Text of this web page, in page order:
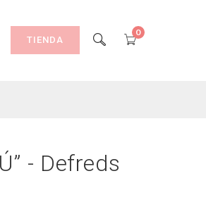
0
TIENDA
- Defreds